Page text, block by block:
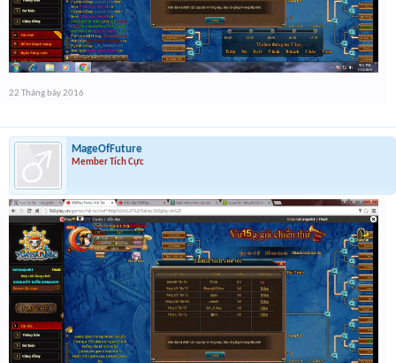
22 Tháng bảy 2016
MageOfFuture
Member Tích Cực